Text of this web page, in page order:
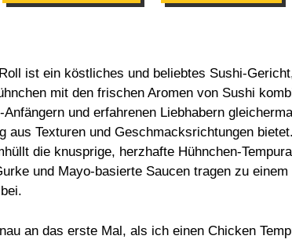
ist ein köstliches und beliebtes Sushi-
mit den frischen Aromen von Sushi
und erfahrenen Liebhabern
aus Texturen und Geschmacksrichtungen
die knusprige, herzhafte Hühnchen-
und Mayo-basierte Saucen tragen zu
an das erste Mal, als ich einen Chicken